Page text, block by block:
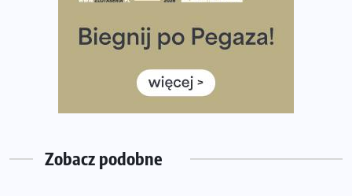
Rozbiegany Olsztyn szykuje się na weekend z
Już w tę sobotę 35. Bieg Powstania Warszawskiego.
Wystartuje rekordowa liczba uczestników
Zobacz podobne